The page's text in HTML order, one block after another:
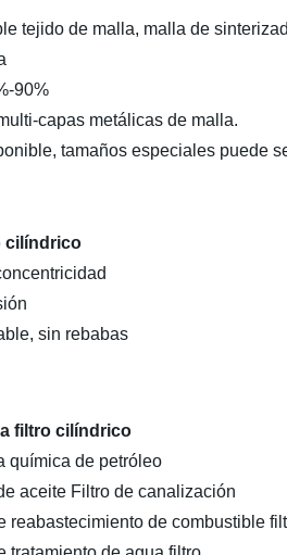
tejido de malla, malla de
90%
capas metálicas de malla.
tamaños especiales puede
cilíndrico
sin rebabas
filtro cilíndrico
química de petróleo
aceite Filtro de canalización
reabastecimiento de combustible